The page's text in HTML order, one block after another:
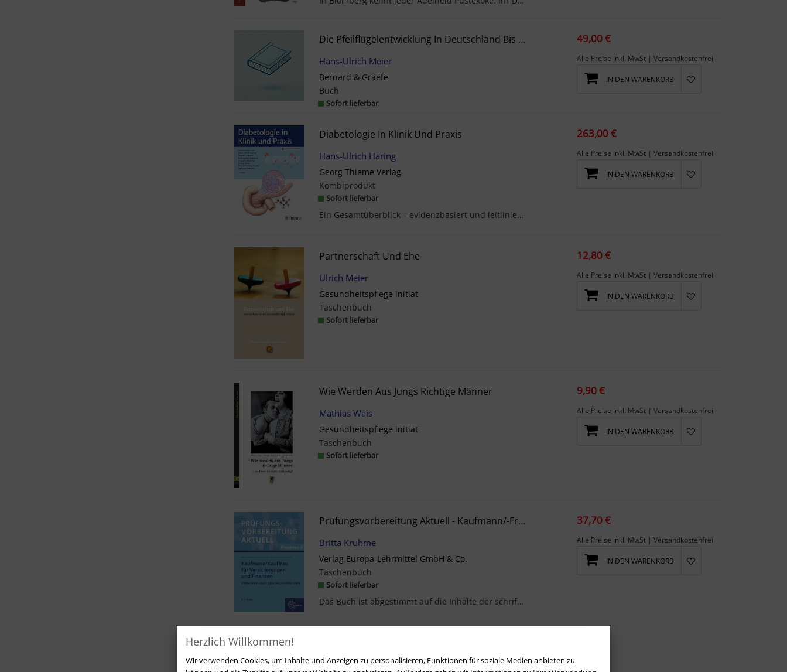
Herzlich Willkommen!
Wir verwenden Cookies, um Inhalte und Anzeigen zu personalisieren, Funktionen für soziale Medien anbieten zu
Die Pfeilflügelentwicklung In Deutschland Bis 1945
Hans-Ulrich Meier
Bernard & Graefe
Buch
Sofort lieferbar
49,00 €
Alle Preise inkl. MwSt | Versandkostenfrei
IN DEN WARENKORB
Diabetologie In Klinik Und Praxis
Hans-Ulrich Häring
Georg Thieme Verlag
Kombiprodukt
Sofort lieferbar
Ein Gesamtüberblick – evidenzbasiert und leitlinienorientiert: Neueste Therapiestrategien und Beh...
263,00 €
Alle Preise inkl. MwSt | Versandkostenfrei
IN DEN WARENKORB
Partnerschaft Und Ehe
Ulrich Meier
Gesundheitspflege initiat
Taschenbuch
Sofort lieferbar
12,80 €
Alle Preise inkl. MwSt | Versandkostenfrei
IN DEN WARENKORB
Wie Werden Aus Jungs Richtige Männer
Mathias Wais
Gesundheitspflege initiat
Taschenbuch
Sofort lieferbar
9,90 €
Alle Preise inkl. MwSt | Versandkostenfrei
IN DEN WARENKORB
Prüfungsvorbereitung Aktuell - Kaufmann/-Frau Für Versicherungen Und Finanzen
Britta Kruhme
Verlag Europa-Lehrmittel GmbH & Co.
Taschenbuch
Sofort lieferbar
Das Buch ist abgestimmt auf die Inhalte der schriftlichen Abschlussprüfung in den Prüfungsbereich...
37,70 €
Alle Preise inkl. MwSt | Versandkostenfrei
IN DEN WARENKORB